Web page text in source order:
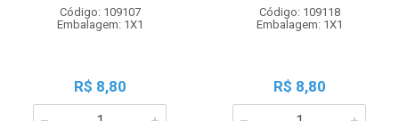
Código: 109107
Embalagem: 1X1
R$ 8,80
Código: 109118
Embalagem: 1X1
R$ 8,80